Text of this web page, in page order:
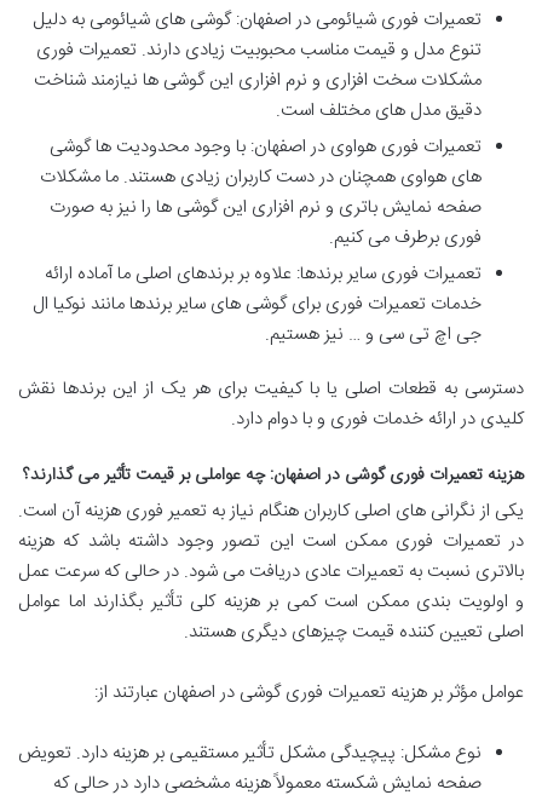
تعمیرات فوری شیائومی در اصفهان: گوشی های شیائومی به دلیل
تنوع مدل و قیمت مناسب محبوبیت زیادی دارند. تعمیرات فوری
مشکلات سخت افزاری و نرم افزاری این گوشی ها نیازمند شناخت
دقیق مدل های مختلف است.
تعمیرات فوری هواوی در اصفهان: با وجود محدودیت ها گوشی
های هواوی همچنان در دست کاربران زیادی هستند. ما مشکلات
صفحه نمایش باتری و نرم افزاری این گوشی ها را نیز به صورت
فوری برطرف می کنیم.
تعمیرات فوری سایر برندها: علاوه بر برندهای اصلی ما آماده ارائه
خدمات تعمیرات فوری برای گوشی های سایر برندها مانند نوکیا ال
جی اچ تی سی و … نیز هستیم.
دسترسی به قطعات اصلی یا با کیفیت برای هر یک از این برندها نقش
کلیدی در ارائه خدمات فوری و با دوام دارد.
هزینه تعمیرات فوری گوشی در اصفهان:چه عواملی بر قیمت تأثیر می گذارند؟
یکی از نگرانی های اصلی کاربران هنگام نیاز به تعمیر فوری هزینه آن است.
در تعمیرات فوری ممکن است این تصور وجود داشته باشد که هزینه
بالاتری نسبت به تعمیرات عادی دریافت می شود. در حالی که سرعت عمل
و اولویت بندی ممکن است کمی بر هزینه کلی تأثیر بگذارند اما عوامل
اصلی تعیین کننده قیمت چیزهای دیگری هستند.
عوامل مؤثر بر هزینه تعمیرات فوری گوشی در اصفهان عبارتند از:
نوع مشکل: پیچیدگی مشکل تأثیر مستقیمی بر هزینه دارد. تعویض
صفحه نمایش شکسته معمولاً هزینه مشخصی دارد در حالی که